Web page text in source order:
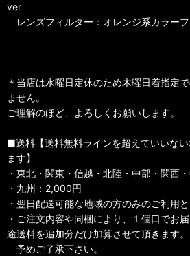
ver
レンズフィルター：オレンジ系カラー
＊当店は水曜日定休のため木曜日着指定
ません。
ご理解のほど、よろしくお願いします。
■送料【送料無料ラインを超えていいな
ます】
・東北・関東・信越・北陸・中部・関西
・九州：2,000円
・翌日配送可能な地域の方のみのご利用と
・ご注文内容や同梱により、１個口でお
途送料を追加分だけ加算させて頂きます。
予めご了承下さい。